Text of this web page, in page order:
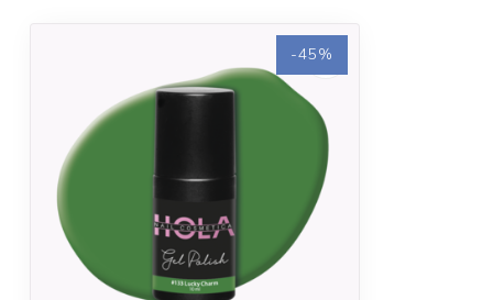
-45%
-45%